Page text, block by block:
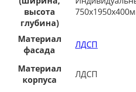
высота
глубина)
Материал
фасада
ЛДСП
Материал
корпуса
ЛДСП